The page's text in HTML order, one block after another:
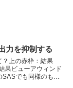
力を抑制する
？上の赤枠：結果
果ビューアウィンド
でも同様のもの